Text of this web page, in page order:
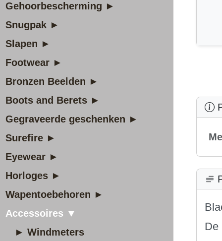
Gehoorbescherming ►
Snugpak ►
Slapen ►
Footwear ►
Bronzen Beelden ►
Boots and Berets ►
Gegraveerde geschenken ►
Surefire ►
Eyewear ►
Horloges ►
Wapentoebehoren ►
Accessoires ▼
► Windmeters
De